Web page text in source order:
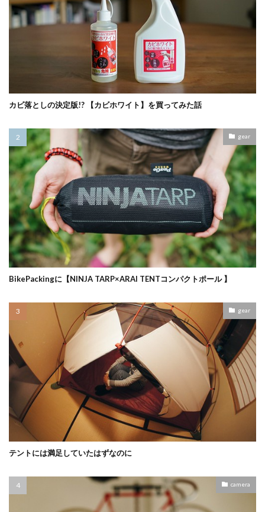
カビ落としの決定版!? 【カビホワイト】を買ってみた話
gear
BikePackingに【NINJA TARP×ARAI TENTコンパクトポール 】
gear
テントには満足していたはずなのに
camera